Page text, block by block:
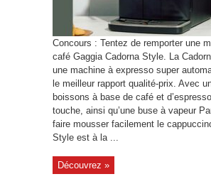
Concours : Tentez de remporter une
café Gaggia Cadorna Style. La
une machine à expresso super
le meilleur rapport qualité-prix. Avec
boissons à base de café et
touche, ainsi qu’une buse à vapeur
faire mousser facilement le
Style est à la ...
Découvrez »